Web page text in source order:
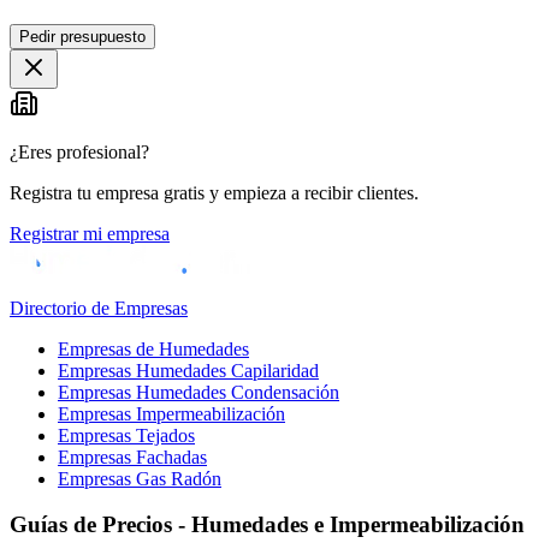
+
−
Pedir presupuesto
¿Eres profesional?
Registra tu empresa gratis y empieza a recibir clientes.
Registrar mi empresa
Directorio de Empresas
Empresas de Humedades
Empresas Humedades Capilaridad
Empresas Humedades Condensación
Empresas Impermeabilización
Empresas Tejados
Empresas Fachadas
Empresas Gas Radón
Guías de Precios - Humedades e Impermeabilización